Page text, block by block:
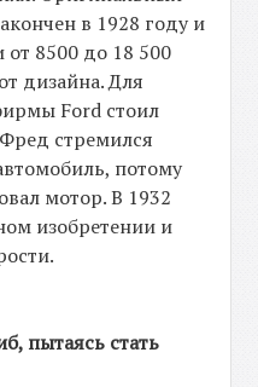
в 1928 году и
от 8500 до 18 500
дизайна. Для
Ford стоил
стремился
потому
мотор. В 1932
изобретении и
пытаясь стать